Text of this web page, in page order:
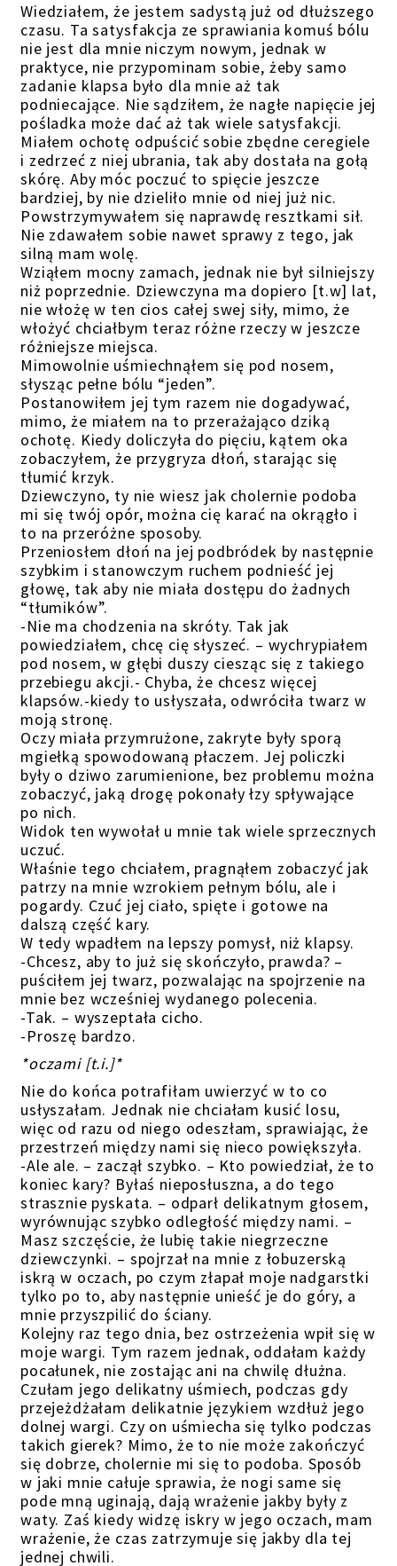
Wiedziałem, że jestem sadystą już od dłuższego
czasu. Ta satysfakcja ze sprawiania komuś bólu
nie jest dla mnie niczym nowym, jednak w
praktyce, nie przypominam sobie, żeby samo
zadanie klapsa było dla mnie aż tak
podniecające. Nie sądziłem, że nagłe napięcie jej
pośladka może dać aż tak wiele satysfakcji.
Miałem ochotę odpuścić sobie zbędne ceregiele
i zedrzeć z niej ubrania, tak aby dostała na gołą
skórę. Aby móc poczuć to spięcie jeszcze
bardziej, by nie dzieliło mnie od niej już nic.
Powstrzymywałem się naprawdę resztkami sił.
Nie zdawałem sobie nawet sprawy z tego, jak
silną mam wolę.
Wziąłem mocny zamach, jednak nie był silniejszy
niż poprzednie. Dziewczyna ma dopiero [t.w] lat,
nie włożę w ten cios całej swej siły, mimo, że
włożyć chciałbym teraz różne rzeczy w jeszcze
różniejsze miejsca.
Mimowolnie uśmiechnąłem się pod nosem,
słysząc pełne bólu “jeden”.
Postanowiłem jej tym razem nie dogadywać,
mimo, że miałem na to przerażająco dziką
ochotę. Kiedy doliczyła do pięciu, kątem oka
zobaczyłem, że przygryza dłoń, starając się
tłumić krzyk.
Dziewczyno, ty nie wiesz jak cholernie podoba
mi się twój opór, można cię karać na okrągło i
to na przeróżne sposoby.
Przeniosłem dłoń na jej podbródek by następnie
szybkim i stanowczym ruchem podnieść jej
głowę, tak aby nie miała dostępu do żadnych
“tłumików”.
-Nie ma chodzenia na skróty. Tak jak
powiedziałem, chcę cię słyszeć. – wychrypiałem
pod nosem, w głębi duszy ciesząc się z takiego
przebiegu akcji.- Chyba, że chcesz więcej
klapsów.-kiedy to usłyszała, odwróciła twarz w
moją stronę.
Oczy miała przymrużone, zakryte były sporą
mgiełką spowodowaną płaczem. Jej policzki
były o dziwo zarumienione, bez problemu można
zobaczyć, jaką drogę pokonały łzy spływające
po nich.
Widok ten wywołał u mnie tak wiele sprzecznych
uczuć.
Właśnie tego chciałem, pragnąłem zobaczyć jak
patrzy na mnie wzrokiem pełnym bólu, ale i
pogardy. Czuć jej ciało, spięte i gotowe na
dalszą część kary.
W tedy wpadłem na lepszy pomysł, niż klapsy.
-Chcesz, aby to już się skończyło, prawda? –
puściłem jej twarz, pozwalając na spojrzenie na
mnie bez wcześniej wydanego polecenia.
-Tak. – wyszeptała cicho.
-Proszę bardzo.
*oczami [t.i.]*
Nie do końca potrafiłam uwierzyć w to co
usłyszałam. Jednak nie chciałam kusić losu,
więc od razu od niego odeszłam, sprawiając, że
przestrzeń między nami się nieco powiększyła.
-Ale ale. – zaczął szybko. – Kto powiedział, że to
koniec kary? Byłaś nieposłuszna, a do tego
strasznie pyskata. – odparł delikatnym głosem,
wyrównując szybko odległość między nami. –
Masz szczęście, że lubię takie niegrzeczne
dziewczynki. – spojrzał na mnie z łobuzerską
iskrą w oczach, po czym złapał moje nadgarstki
tylko po to, aby następnie unieść je do góry, a
mnie przyszpilić do ściany.
Kolejny raz tego dnia, bez ostrzeżenia wpił się w
moje wargi. Tym razem jednak, oddałam każdy
pocałunek, nie zostając ani na chwilę dłużna.
Czułam jego delikatny uśmiech, podczas gdy
przejeżdżałam delikatnie językiem wzdłuż jego
dolnej wargi. Czy on uśmiecha się tylko podczas
takich gierek? Mimo, że to nie może zakończyć
się dobrze, cholernie mi się to podoba. Sposób
w jaki mnie całuje sprawia, że nogi same się
pode mną uginają, dają wrażenie jakby były z
waty. Zaś kiedy widzę iskry w jego oczach, mam
wrażenie, że czas zatrzymuje się jakby dla tej
jednej chwili.